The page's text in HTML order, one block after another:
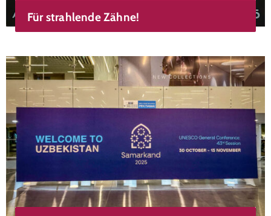
Für strahlende Zähne!